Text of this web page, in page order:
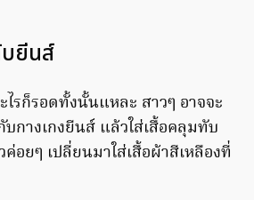
บยีนส์
รก็รอดทั้งนั้นแหละ สาวๆ อาจจะ
บกางเกงยีนส์ แล้วใส่เสื้อคลุมทับ
อยๆ เปลี่ยนมาใส่เสื้อผ้าสีเหลืองที่